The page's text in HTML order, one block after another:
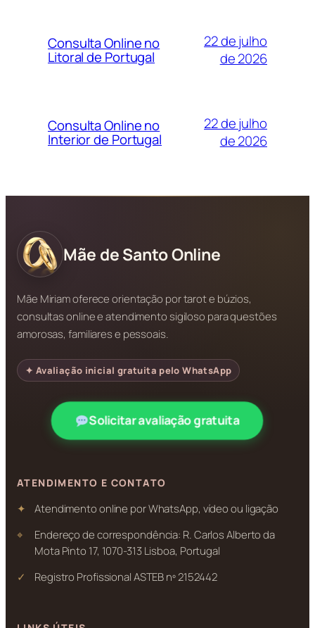
Consulta Online no
Litoral de Portugal
22 de julho
de 2026
Consulta Online no
Interior de Portugal
22 de julho
de 2026
Mãe de Santo Online
Mãe Miriam oferece orientação por tarot e búzios,
consultas online e atendimento sigiloso para questões
amorosas, familiares e pessoais.
✦ Avaliação inicial gratuita pelo WhatsApp
Solicitar avaliação gratuita
ATENDIMENTO E CONTATO
Atendimento online por WhatsApp, vídeo ou ligação
Endereço de correspondência: R. Carlos Alberto da
Mota Pinto 17, 1070-313 Lisboa, Portugal
Registro Profissional ASTEB nº 2152442